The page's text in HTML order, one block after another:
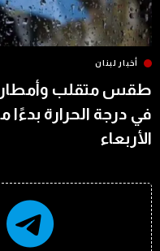
أخبار لبنان
طقس متقلب
في درجة الحرارة بدءًا
الأربعاء